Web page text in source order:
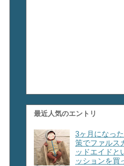
最近人気のエントリ
3ヶ月になっ
策でファルス
ッドエイドと
ッションを買